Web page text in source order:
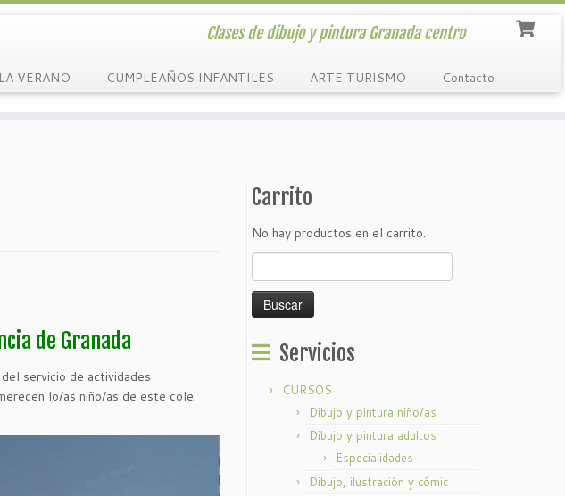
Clases de dibujo y pintura Granada centro
VERANO CUMPLEAÑOS INFANTILES ARTE TURISMO Contacto
de Granada
servicio de actividades
lo/as niño/as de este cole.
Carrito
No hay productos en el carrito.
Servicios
CURSOS
Dibujo y pintura niño/as
Dibujo y pintura adultos
Especialidades
Dibujo, ilustración y cómic